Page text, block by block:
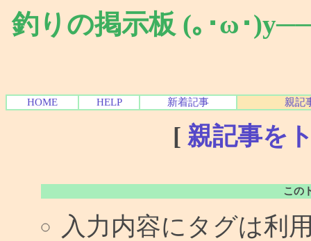
釣りの掲示板 (｡･ω･
HOME HELP 新着記事 親記
[ 親記事を
この
入力内容にタグは利